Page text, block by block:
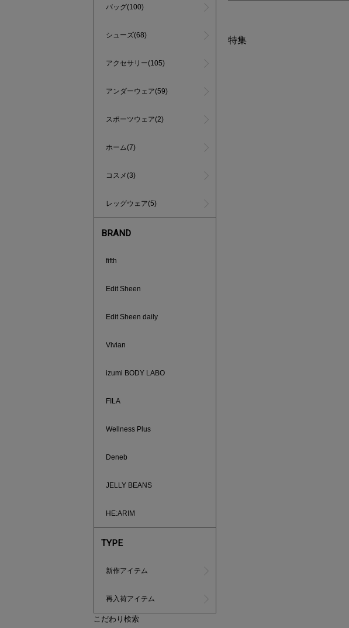
バッグ(100)
シューズ(68)
アクセサリー(105)
アンダーウェア(59)
スポーツウェア(2)
ホーム(7)
コスメ(3)
レッグウェア(5)
BRAND
fifth
Edit Sheen
Edit Sheen daily
Vivian
izumi BODY LABO
FILA
Wellness Plus
Deneb
JELLY BEANS
HE:ARIM
TYPE
新作アイテム
再入荷アイテム
こだわり検索
特集